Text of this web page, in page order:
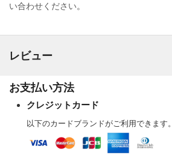
い合わせください。
レビュー
お支払い方法
クレジットカード
以下のカードブランドがご利用できます。